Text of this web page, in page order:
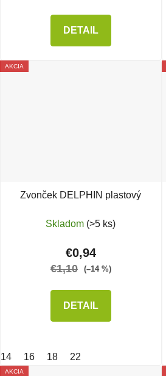
DETAIL
AKCIA
Zvonček DELPHIN plastový
Skladom (>5 ks)
€0,94
€1,10 (–14 %)
DETAIL
14 16 18 22
AKCIA